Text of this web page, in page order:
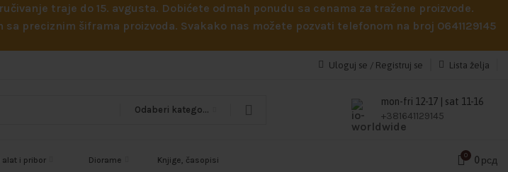
traje do 15. avgusta. Dobićete odmah ponudu sa cenama za tražene proizvode.
preciznim šiframa proizvoda. Svakako nas možete pozvati telefonom na broj 0641129145
Uloguj se / Registruj se Lista želja
Odaberi kategoriju
mon-fri 12-17 | sat 11-16
+381641129145
i pribor Diorame Knjige, časopisi 0 0 рсд